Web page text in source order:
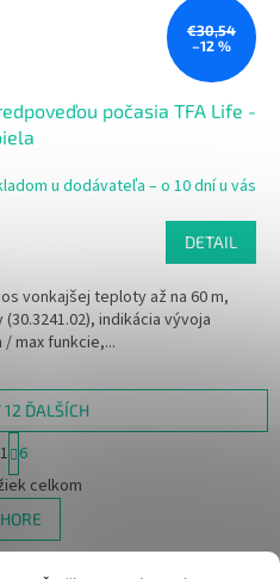
€30,54
–12 %
počasia TFA Life -
u dodávateľa – o 10 dní u vás
DETAIL
vonkajšej teploty až na 60 m,
indikácia vývoja
max funkcie,...
O
v
l
á
12 ĎALŠÍCH
t
r
á
n
k
1 6
celkom
HORE